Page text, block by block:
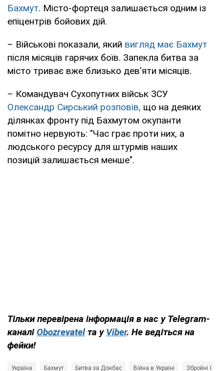
Бахмут. Місто-фортеця залишається одним із
епіцентрів бойових дій.
– Військові показали, який вигляд має Бахмут
після місяців гарячих боїв. Запекла битва за
місто триває вже близько дев'яти місяців.
– Командувач Сухопутних військ ЗСУ
Олександр Сирський розповів, що на деяких
ділянках фронту під Бахмутом окупанти
помітно нервують: "Час грає проти них, а
людського ресурсу для штурмів наших
позицій залишається менше".
Тільки перевірена інформація в нас у Telegram-
каналі Obozrevatel та у Viber. Не ведіться на
фейки!
Україна Бахмут Битва за Донбас Війна в Україні Збройні